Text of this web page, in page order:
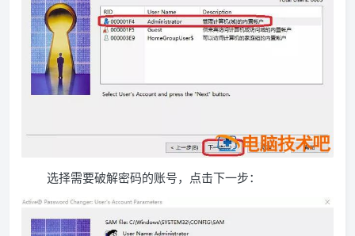
选择需要破解密码的账号，点击下一步：